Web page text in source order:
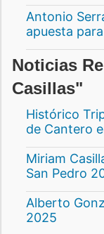
Antonio
apuesta
Noticias
Casillas"
Histórico
de Cantero
Miriam
San Pedro
Alberto
2025